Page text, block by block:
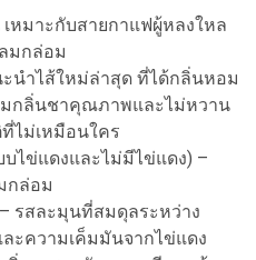
หมาะกับสายกาแฟผู้หลงใหล
มกล่อม
นำไส้ใหม่ล่าสุด ที่ได้กลิ่นหอม
กลิ่นชาคุณภาพและไม่หวาน
ไม่เหมือนใคร
ไข่แดงและไม่มีไข่แดง) –
กล่อม
รสละมุนที่สมดุลระหว่าง
ะความเค็มมันจากไข่แดง